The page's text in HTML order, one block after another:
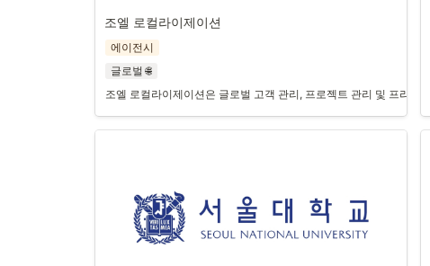
조엘 로컬라이제이션
에이전시
글로벌 🌐
조엘 로컬라이제이션은 글로벌 고객 관리, 프로젝트 관리 및 프리랜